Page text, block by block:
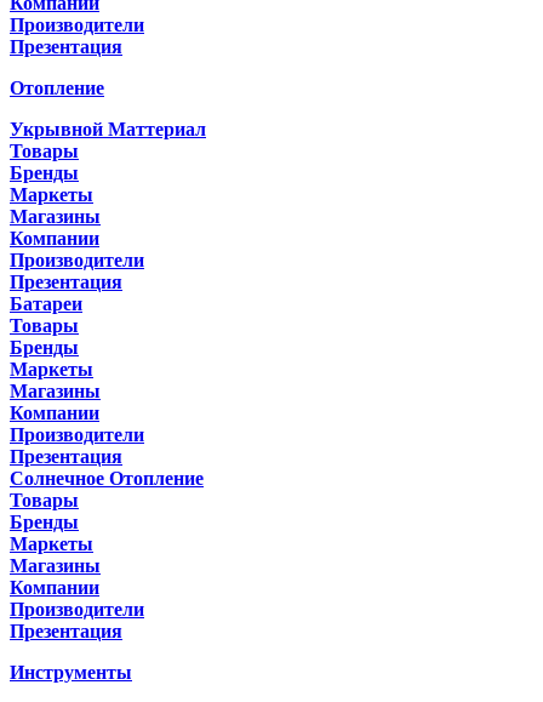
Производители
Презентация
Отопление
Укрывной Маттериал
Товары
Бренды
Маркеты
Магазины
Компании
Производители
Презентация
Батареи
Товары
Бренды
Маркеты
Магазины
Компании
Производители
Презентация
Солнечное Отопление
Товары
Бренды
Маркеты
Магазины
Компании
Производители
Презентация
Инструменты